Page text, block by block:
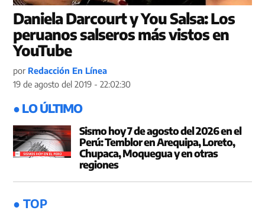
Daniela Darcourt y You Salsa: Los
peruanos salseros más vistos en
YouTube
por Redacción En Línea
19 de agosto del 2019 - 22:02:30
● LO ÚLTIMO
Sismo hoy 7 de agosto del 2026 en el
Perú: Temblor en Arequipa, Loreto,
Chupaca, Moquegua y en otras
regiones
● TOP